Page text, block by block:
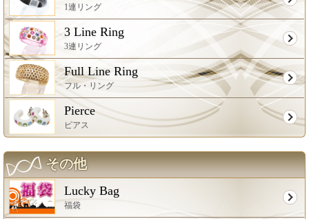
1連リング
3 Line Ring
3連リング
Full Line Ring
フル・リング
Pierce
ピアス
その他
Lucky Bag
福袋